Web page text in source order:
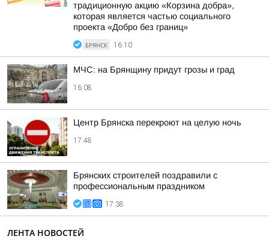
традиционную акцию «Корзина добра»,
которая является частью социального
проекта «Добро без границ»
БРЯНСК 16:10
МЧС: на Брянщину придут грозы и град
16:08
Центр Брянска перекроют на целую ночь
17:48
Брянских строителей поздравили с
профессиональным праздником
17:38
ЛЕНТА НОВОСТЕЙ